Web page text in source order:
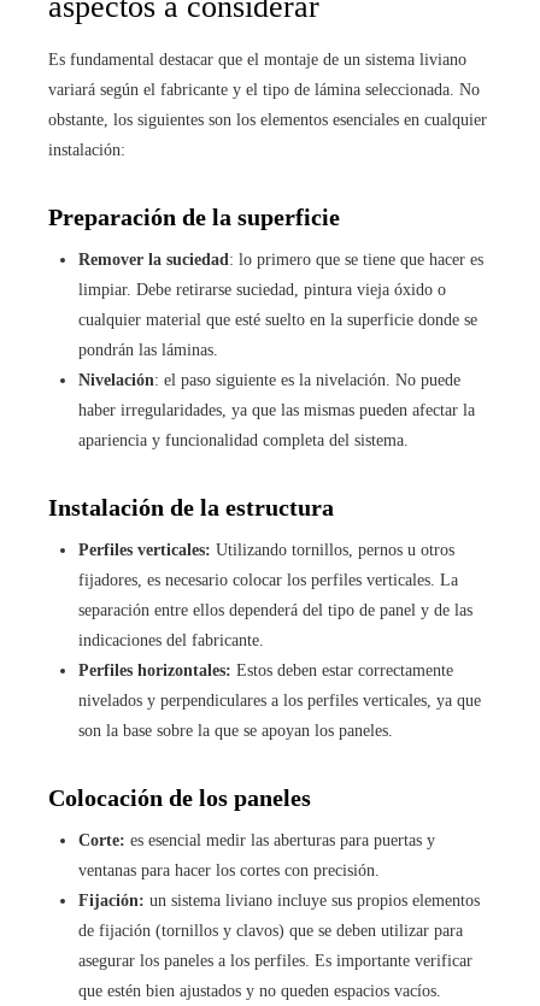
Es fundamental destacar que el montaje de un sistema liviano
variará según el fabricante y el tipo de lámina seleccionada. No
obstante, los siguientes son los elementos esenciales en cualquier
instalación:
Preparación de la superficie
Remover la suciedad : lo primero que se tiene que hacer es
limpiar. Debe retirarse suciedad, pintura vieja óxido o
cualquier material que esté suelto en la superficie donde se
pondrán las láminas.
Nivelación: el paso siguiente es la nivelación. No puede
haber irregularidades, ya que las mismas pueden afectar la
apariencia y funcionalidad completa del sistema.
Instalación de la estructura
Perfiles verticales: Utilizando tornillos, pernos u otros
fijadores, es necesario colocar los perfiles verticales. La
separación entre ellos dependerá del tipo de panel y de las
indicaciones del fabricante.
Perfiles horizontales: Estos deben estar correctamente
nivelados y perpendiculares a los perfiles verticales, ya que
son la base sobre la que se apoyan los paneles.
Colocación de los paneles
Corte: es esencial medir las aberturas para puertas y
ventanas para hacer los cortes con precisión.
Fijación: un sistema liviano incluye sus propios elementos
de fijación (tornillos y clavos) que se deben utilizar para
asegurar los paneles a los perfiles. Es importante verificar
que estén bien ajustados y no queden espacios vacíos.